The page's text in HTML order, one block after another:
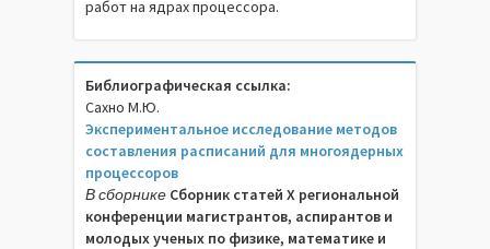
работ на ядрах процессора.
Библиографическая ссылка:
Сахно М.Ю.
Экспериментальное исследование методов
составления расписаний для многоядерных
процессоров
В сборнике Сборник статей X региональной
конференции магистрантов, аспирантов и
молодых ученых по физике, математике и